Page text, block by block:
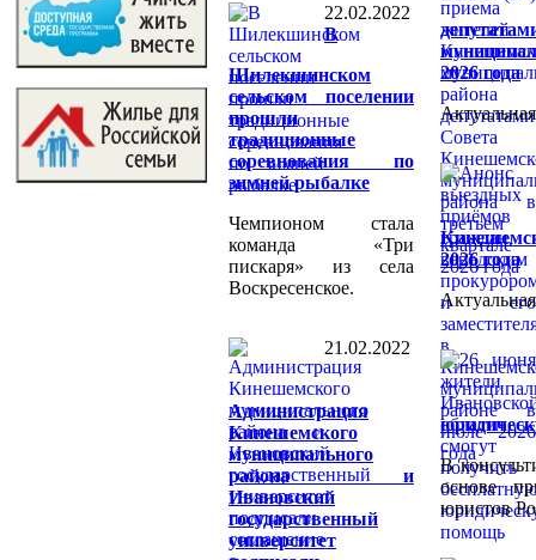
22.02.2022
В
Шилекшинском
сельском поселении
прошли
традиционные
соревнования по
зимней рыбалке
Чемпионом стала
команда «Три
пискаря» из села
Воскресенское.
21.02.2022
Администрация
Кинешемского
муниципального
района и
Ивановский
государственный
университет
2026 года
2026 года
В
основе
юристов